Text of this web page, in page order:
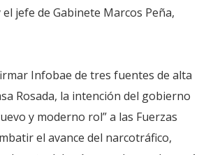
jefe de Gabinete Marcos Peña,
Infobae de tres fuentes de alta
Rosada, la intención del gobierno
y moderno rol” a las Fuerzas
el avance del narcotráfico,